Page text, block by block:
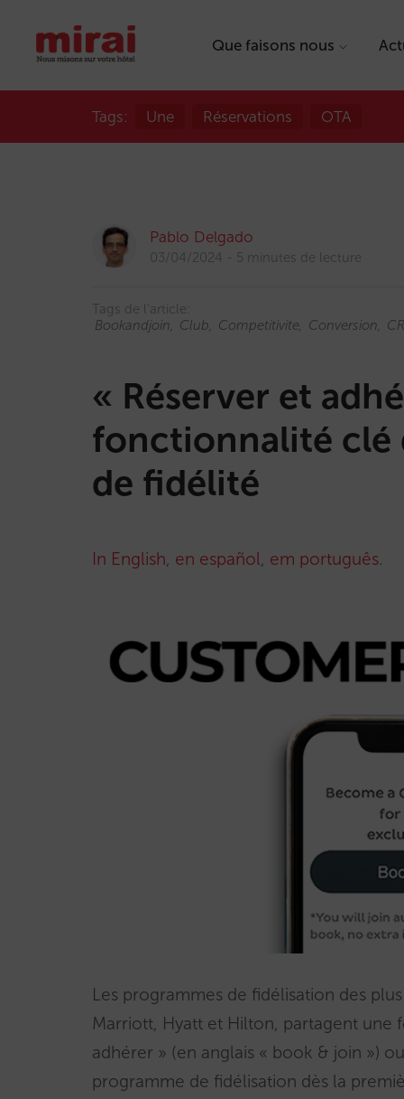
Que faisons nous
Tags: Une Réservations OTA
Pablo Delgado
03/04/2024 5 minutes de lecture
Tags de l'article:
Bookandjoin
Club Competitivite Conversion
« Réserver et
fonctionnalité clé
de fidélité
In English, en español, em português.
Les programmes de fidélisation des
Marriott, Hyatt et Hilton, partagent
adhérer » (en anglais « book & join »)
programme de fidélisation dès la